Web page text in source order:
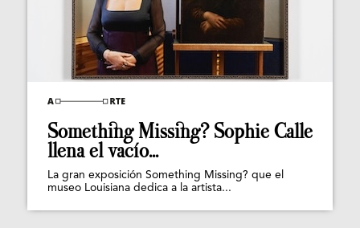
Something Missing? Sophie Calle
llena el vacío...
La gran exposición Something Missing? que el
museo Louisiana dedica a la artista...